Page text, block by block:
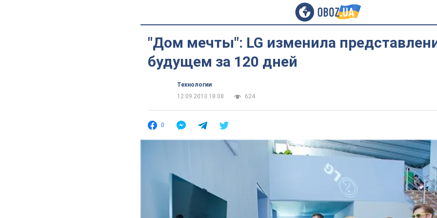
"Дом мечты": LG изменила
будущем за 120 дней
Технологии
12.09.2013 18:08
624
0